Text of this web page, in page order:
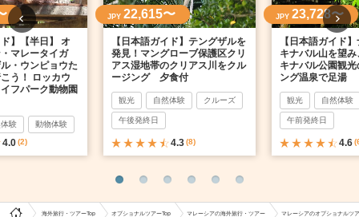
】【半日】 オ
マレータイガ
・ウンピョウた
う！ ロッカウ
フパーク動物園
験 動物体験
4.0(2)
JPY 22,615〜
【日本語ガイド】テングザルを
発見！マングローブ保護区クリ
アス湿地帯のクリアス川をクル
ージング 夕食付
観光 自然体験 クルーズ
午後発終日
4.3(8)
JPY 23,728〜
【日本語ガイド
キナバル山を望
キナバル公園観
ング温泉で足湯
観光 自然体験
午前発終日
4.6
海外旅行・ツアーTop オプショナルツアーTop マレーシアの海外旅行・ツアー マレーシアのオプショナルツ